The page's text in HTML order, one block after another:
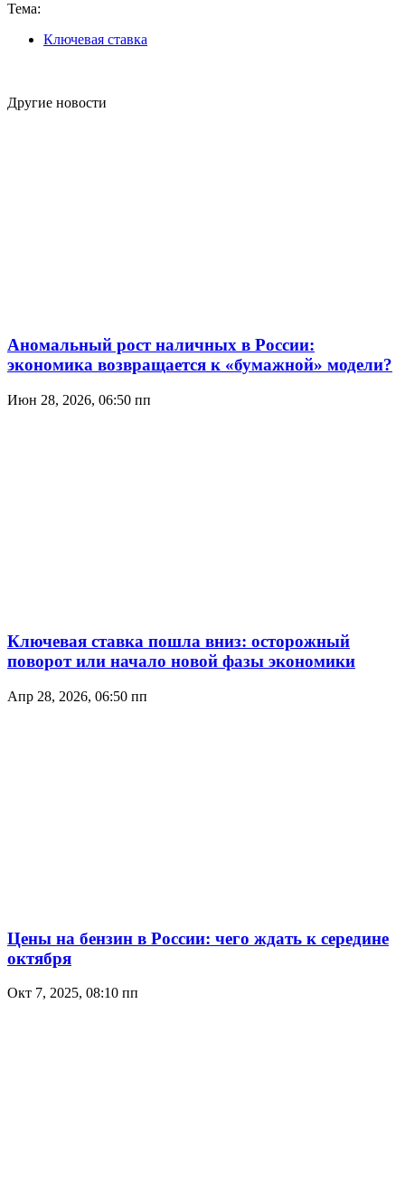
Тема:
Ключевая ставка
Другие новости
Аномальный рост наличных в России:
экономика возвращается к «бумажной» модели?
Июн 28, 2026, 06:50 пп
Ключевая ставка пошла вниз: осторожный
поворот или начало новой фазы экономики
Апр 28, 2026, 06:50 пп
Цены на бензин в России: чего ждать к середине
октября
Окт 7, 2025, 08:10 пп